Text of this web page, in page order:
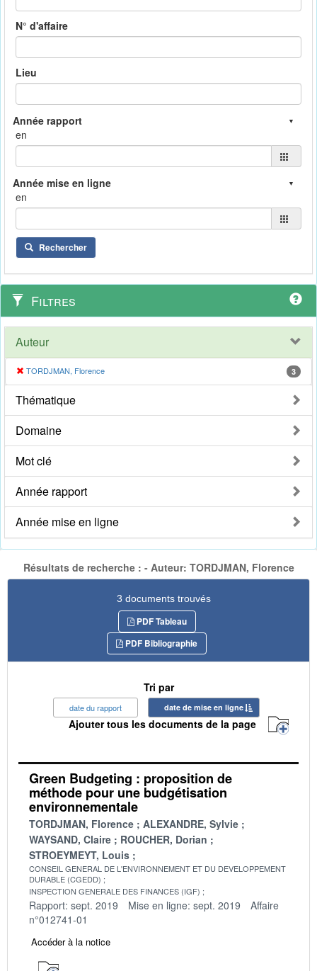
N° d'affaire
Lieu
en
en
Rechercher
Filtres
Auteur
TORDJMAN, Florence 3
Thématique
Domaine
Mot clé
Année rapport
Année mise en ligne
Résultats de recherche : - Auteur: TORDJMAN, Florence
3 documents trouvés
PDF Tableau
PDF Bibliographie
Tri par
date du rapport date de mise en ligne
Ajouter tous les documents de la page
Green Budgeting : proposition de
méthode pour une budgétisation
environnementale
TORDJMAN, Florence
ALEXANDRE, Sylvie
WAYSAND, Claire
ROUCHER, Dorian
STROEYMEYT, Louis
CONSEIL GENERAL DE L'ENVIRONNEMENT ET DU DEVELOPPEMENT
DURABLE (CGEDD)
INSPECTION GENERALE DES FINANCES (IGF)
Rapport: sept. 2019 Mise en ligne: sept. 2019
Affaire
n°012741-01
Accéder à la notice